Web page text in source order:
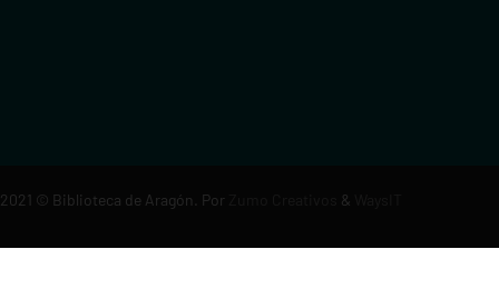
2021 © Biblioteca de Aragón. Por &